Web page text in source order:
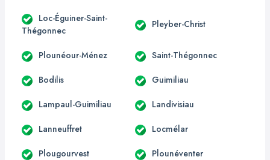
Loc-Éguiner-Saint-
Thégonnec
Pleyber-Christ
Plounéour-Ménez Saint-Thégonnec
Bodilis Guimiliau
Lampaul-Guimiliau Landivisiau
Lanneuffret Locmélar
Plougourvest Plounéventer